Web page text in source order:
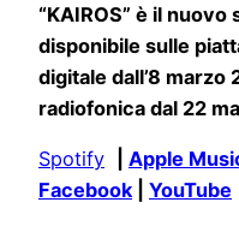
“KAIROS” è il nuovo
disponibile sulle
digitale dall’8 marzo
radiofonica dal 22
Spotify Apple
Facebook
YouTube